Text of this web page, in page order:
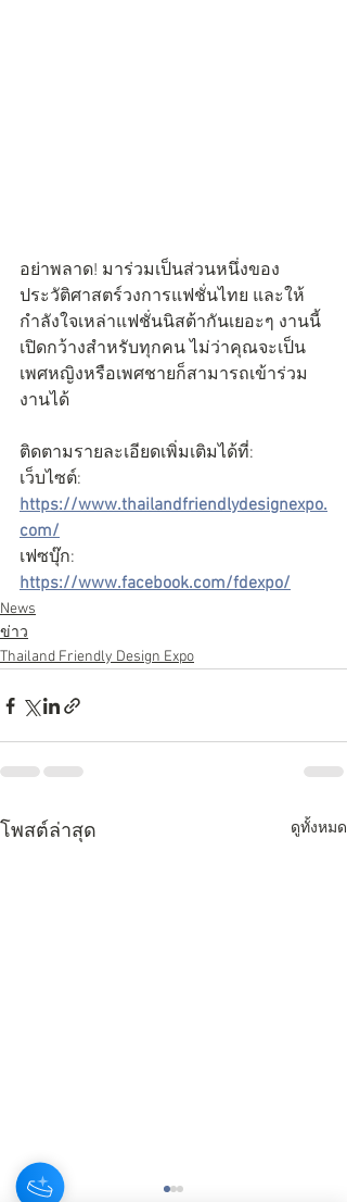
อย่าพลาด! มาร่วมเป็นส่วนหนึ่งของ
ประวัติศาสตร์วงการแฟชั่นไทย และให้
กำลังใจเหล่าแฟชั่นนิสต้ากันเยอะๆ งานนี้
เปิดกว้างสำหรับทุกคน ไม่ว่าคุณจะเป็น
เพศหญิงหรือเพศชายก็สามารถเข้าร่วม
งานได้
ติดตามรายละเอียดเพิ่มเติมได้ที่:
เว็บไซต์:
https://www.thailandfriendlydesignexpo.
com/
เฟซบุ๊ก:
https://www.facebook.com/fdexpo/
News
ข่าว
Thailand Friendly Design Expo
โพสต์ล่าสุด ดูทั้งหมด